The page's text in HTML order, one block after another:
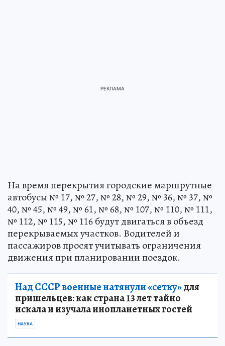
На время перекрытия городские маршрутные
автобусы № 17, № 27, № 28, № 29, № 36, № 37, №
40, № 45, № 49, № 61, № 68, № 107, № 110, № 111,
№ 112, № 115, № 116 будут двигаться в объезд
перекрываемых участков. Водителей и
пассажиров просят учитывать ограничения
движения при планировании поездок.
Над СССР военные натянули «сетку»для
пришельцев: как страна 13 лет тайно
искала и изучала инопланетных гостей
НАУКА